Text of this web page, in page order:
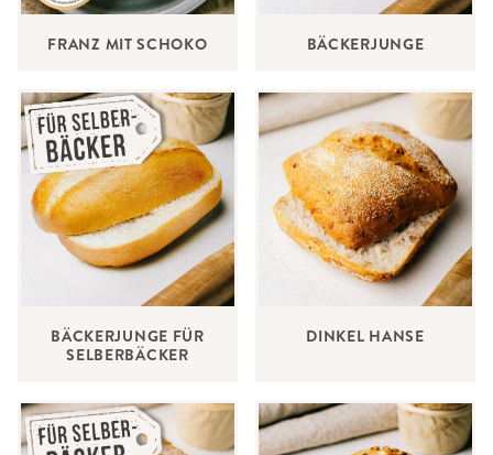
FRANZ MIT SCHOKO BÄCKERJUNGE
BÄCKERJUNGE FÜR
SELBERBÄCKER
DINKEL HANSE